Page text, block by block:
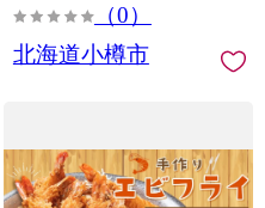
（0）
北海道小樽市